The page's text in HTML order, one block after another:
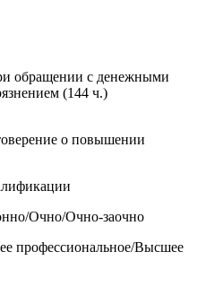
обращении с денежными
(144 ч.)
о повышении
Очно/Очно-заочно
профессиональное/Высшее